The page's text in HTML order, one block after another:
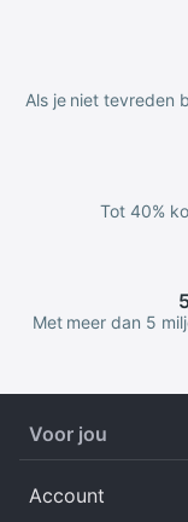
Als je niet tevreden
Tot 40%
Met meer dan 5
Voor jou
Account